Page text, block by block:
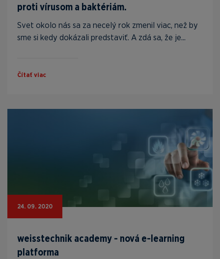
proti vírusom a baktériám.
Svet okolo nás sa za necelý rok zmenil viac, než by
sme si kedy dokázali predstaviť. A zdá sa, že je...
Čítať viac
24. 09. 2020
weisstechnik academy - nová e-learning
platforma